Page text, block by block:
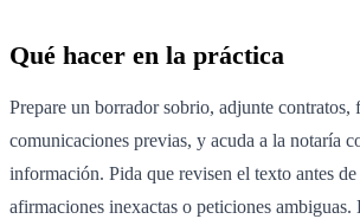
Qué hacer en la práctica
Prepare un borrador sobrio, adjunte contratos,
comunicaciones previas, y acuda a la notaría
información. Pida que revisen el texto antes
afirmaciones inexactas o peticiones ambiguas.